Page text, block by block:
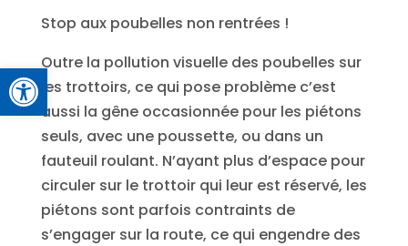
Ouvrir la barre d’outils
Stop aux poubelles non rentrées !
Outre la pollution visuelle des poubelles sur
les trottoirs, ce qui pose problème c’est
aussi la gêne occasionnée pour les piétons
seuls, avec une poussette, ou dans un
fauteuil roulant. N’ayant plus d’espace pour
circuler sur le trottoir qui leur est réservé, les
piétons sont parfois contraints de
s’engager sur la route, ce qui engendre des